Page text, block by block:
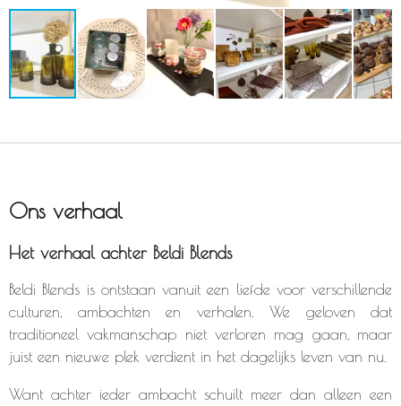
Ons verhaal
Het verhaal achter Beldi Blends
Beldi Blends is ontstaan vanuit een liefde voor verschillende
culturen, ambachten en verhalen. We geloven dat
traditioneel vakmanschap niet verloren mag gaan, maar
juist een nieuwe plek verdient in het dagelijks leven van nu.
Want achter ieder ambacht schuilt meer dan alleen een